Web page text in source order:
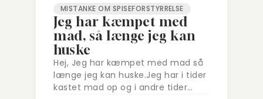
MISTANKE OM SPISEFORSTYRRELSE
Jeg har kæmpet med
mad, så længe jeg kan
huske
Hej, Jeg har kæmpet med mad så
længe jeg kan huske.Jeg har i tider
kastet mad op og i andre tider